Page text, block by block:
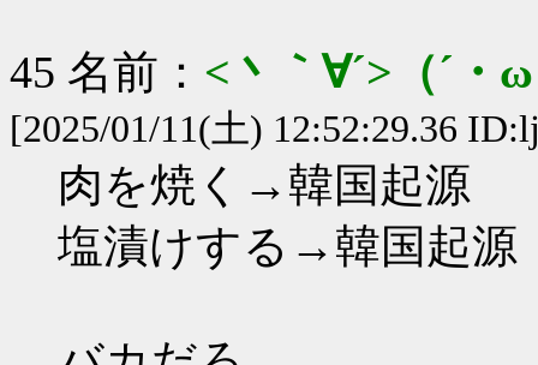
45 名前： <丶｀∀´>（´
[2025/01/11(土) 12:52:29.36
肉を焼く→韓国起源
塩漬けする→韓国起源